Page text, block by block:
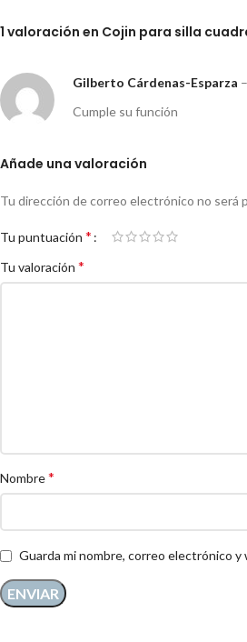
1 valoración en Cojin para silla
Gilberto Cárdenas-Esparza –
Cumple su función
Añade una valoración
Tu dirección de correo electrónico no será
Tu puntuación *
Tu valoración *
Nombre*
Guarda mi nombre, correo electrónico